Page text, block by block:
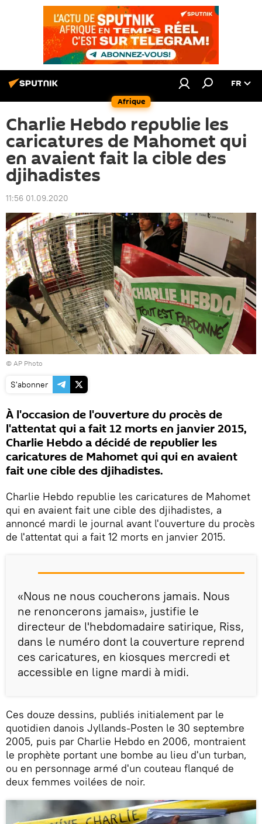
Afrique
FR
Charlie Hebdo republie les
caricatures de Mahomet qui
en avaient fait la cible des
djihadistes
11:56 01.09.2020
© AP Photo
S'abonner
À l'occasion de l'ouverture du procès de
l'attentat qui a fait 12 morts en janvier 2015,
Charlie Hebdo a décidé de republier les
caricatures de Mahomet qui qui en avaient
fait une cible des djihadistes.
Charlie Hebdo republie les caricatures de Mahomet
qui en avaient fait une cible des djihadistes, a
annoncé mardi le journal avant l'ouverture du procès
de l'attentat qui a fait 12 morts en janvier 2015.
«Nous ne nous coucherons jamais. Nous
ne renoncerons jamais», justifie le
directeur de l'hebdomadaire satirique, Riss,
dans le numéro dont la couverture reprend
ces caricatures, en kiosques mercredi et
accessible en ligne mardi à midi.
Ces douze dessins, publiés initialement par le
quotidien danois Jyllands-Posten le 30 septembre
2005, puis par Charlie Hebdo en 2006, montraient
le prophète portant une bombe au lieu d'un turban,
ou en personnage armé d'un couteau flanqué de
deux femmes voilées de noir.